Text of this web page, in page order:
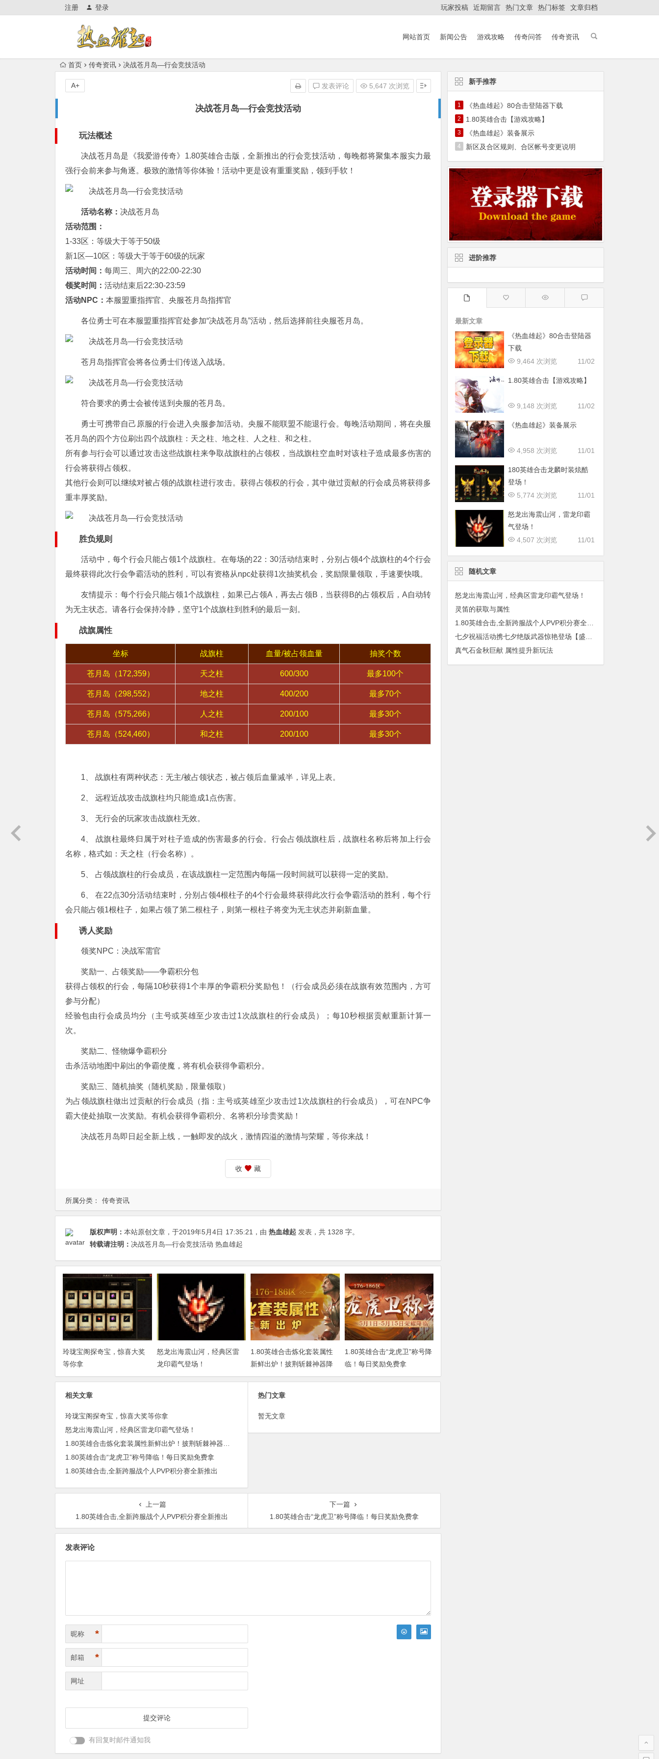
注册 登录 玩家投稿 近期留言 热门文章 热门标签 文章归档
网站首页 新闻公告 游戏攻略 传奇问答 传奇资讯
首页 传奇资讯 决战苍月岛—行会竞技活动
决战苍月岛—行会竞技活动
发表评论 5,647 次浏览
A+
所属分类： 传奇资讯
玩法概述
决战苍月岛是《我爱游传奇》1.80英雄合击版，全新推出的行会竞技活动，每晚都将聚集本服实力最
强行会前来参与角逐。极致的激情等你体验！活动中更是设有重重奖励，领到手软！
活动名称： 决战苍月岛
活动范围：
1-33区：等级大于等于50级
新1区—10区：等级大于等于60级的玩家
活动时间： 每周三、周六的22:00-22:30
领奖时间： 活动结束后22:30-23:59
活动NPC： 本服盟重指挥官、央服苍月岛指挥官
各位勇士可在本服盟重指挥官处参加“决战苍月岛”活动，然后选择前往央服苍月岛。
苍月岛指挥官会将各位勇士们传送入战场。
符合要求的勇士会被传送到央服的苍月岛。
勇士可携带自己原服的行会进入央服参加活动。央服不能联盟不能退行会。每晚活动期间，将在央服
苍月岛的四个方位刷出四个战旗柱：天之柱、地之柱、人之柱、和之柱。
所有参与行会可以通过攻击这些战旗柱来争取战旗柱的占领权，当战旗柱空血时对该柱子造成最多伤害的
行会将获得占领权。
其他行会则可以继续对被占领的战旗柱进行攻击。获得占领权的行会，其中做过贡献的行会成员将获得多
重丰厚奖励。
胜负规则
活动中，每个行会只能占领1个战旗柱。在每场的22：30活动结束时，分别占领4个战旗柱的4个行会
最终获得此次行会争霸活动的胜利，可以有资格从npc处获得1次抽奖机会，奖励限量领取，手速要快哦。
友情提示：每个行会只能占领1个战旗柱，如果已占领A，再去占领B，当获得B的占领权后，A自动转
为无主状态。请各行会保持冷静，坚守1个战旗柱到胜利的最后一刻。
战旗属性
坐标 战旗柱 血量/被占领血量 抽奖个数
苍月岛（172,359） 天之柱 600/300 最多100个
苍月岛（298,552） 地之柱 400/200 最多70个
苍月岛（575,266） 人之柱 200/100 最多30个
苍月岛（524,460） 和之柱 200/100 最多30个
1、 战旗柱有两种状态：无主/被占领状态，被占领后血量减半，详见上表。
2、 远程近战攻击战旗柱均只能造成1点伤害。
3、 无行会的玩家攻击战旗柱无效。
4、 战旗柱最终归属于对柱子造成的伤害最多的行会。行会占领战旗柱后，战旗柱名称后将加上行会
名称，格式如：天之柱（行会名称）。
5、 占领战旗柱的行会成员，在该战旗柱一定范围内每隔一段时间就可以获得一定的奖励。
6、 在22点30分活动结束时，分别占领4根柱子的4个行会最终获得此次行会争霸活动的胜利，每个行
会只能占领1根柱子，如果占领了第二根柱子，则第一根柱子将变为无主状态并刷新血量。
诱人奖励
领奖NPC：决战军需官
奖励一、占领奖励——争霸积分包
获得占领权的行会，每隔10秒获得1个丰厚的争霸积分奖励包！（行会成员必须在战旗有效范围内，方可
参与分配）
经验包由行会成员均分（主号或英雄至少攻击过1次战旗柱的行会成员）；每10秒根据贡献重新计算一
次。
奖励二、怪物爆争霸积分
击杀活动地图中刷出的争霸使魔，将有机会获得争霸积分。
奖励三、随机抽奖（随机奖励，限量领取）
为占领战旗柱做出过贡献的行会成员（指：主号或英雄至少攻击过1次战旗柱的行会成员），可在NPC争
霸大使处抽取一次奖励。有机会获得争霸积分、名将积分珍贵奖励！
决战苍月岛即日起全新上线，一触即发的战火，激情四溢的激情与荣耀，等你来战！
收 藏
版权声明： 本站原创文章，于2019年5月4日 17:35:21 ，由 热血雄起 发表，共 1328 字。
转载请注明： 决战苍月岛—行会竞技活动 热血雄起
玲珑宝阁探奇宝，惊喜大奖
等你拿
怒龙出海震山河，经典区雷
龙印霸气登场！
1.80英雄合击炼化套装属性
新鲜出炉！披荆斩棘神器降
临！
1.80英雄合击“龙虎卫”称号降
临！每日奖励免费拿
相关文章
玲珑宝阁探奇宝，惊喜大奖等你拿
怒龙出海震山河，经典区雷龙印霸气登场！
1.80英雄合击炼化套装属性新鲜出炉！披荆斩棘神器降临！
1.80英雄合击“龙虎卫”称号降临！每日奖励免费拿
1.80英雄合击,全新跨服战个人PVP积分赛全新推出
热门文章
暂无文章
上一篇
1.80英雄合击,全新跨服战个人PVP积分赛全新推出
下一篇
1.80英雄合击“龙虎卫”称号降临！每日奖励免费拿
发表评论
昵称 *
邮箱 *
网址
有回复时邮件通知我
新手推荐
1 《热血雄起》80合击登陆器下载
2 1.80英雄合击【游戏攻略】
3 《热血雄起》装备展示
4 新区及合区规则、合区帐号变更说明
进阶推荐
最新文章
《热血雄起》80合击登陆器
下载
11/02
9,464 次浏览
1.80英雄合击【游戏攻略】
11/02
9,148 次浏览
《热血雄起》装备展示
11/01
4,958 次浏览
180英雄合击龙麟时装炫酷
登场！
11/01
5,774 次浏览
怒龙出海震山河，雷龙印霸
气登场！
11/01
4,507 次浏览
随机文章
怒龙出海震山河，经典区雷龙印霸气登场！
灵笛的获取与属性
真气石金秋巨献 属性提升新玩法